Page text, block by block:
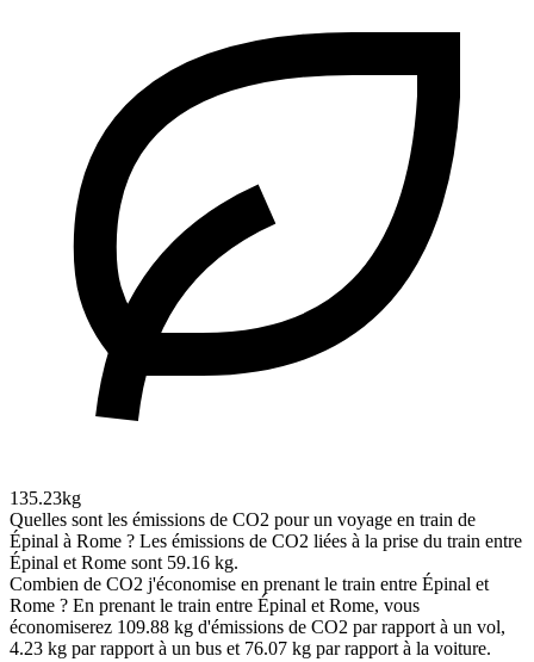
135.23kg
Quelles sont les émissions de CO2 pour un voyage en train de
Épinal à Rome ? Les émissions de CO2 liées à la prise du train entre
Épinal et Rome sont 59.16 kg.
Combien de CO2 j'économise en prenant le train entre Épinal et
Rome ? En prenant le train entre Épinal et Rome, vous
économiserez 109.88 kg d'émissions de CO2 par rapport à un vol,
4.23 kg par rapport à un bus et 76.07 kg par rapport à la voiture.